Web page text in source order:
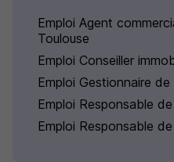
Emploi Agent
Toulouse
Emploi Conseiller
Emploi Gestionnaire
Emploi Responsable
Emploi Responsable